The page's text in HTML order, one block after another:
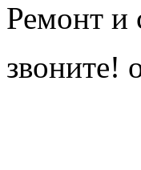
Ремонт и
звоните!